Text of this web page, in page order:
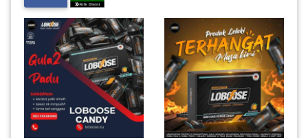
WANGI(8)
PENDIDIKAN(19)
DERMA
DAN
INFAK(0)